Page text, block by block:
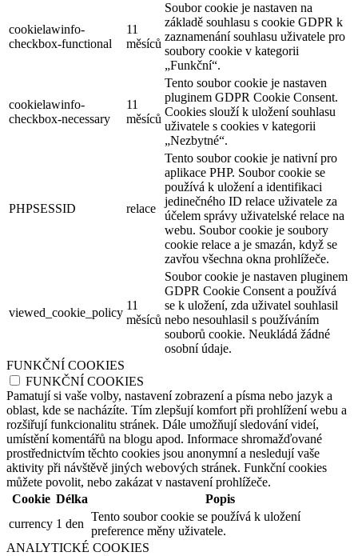
cookielawinfo-
checkbox-functional
11
měsíců
Soubor cookie je nastaven na
základě souhlasu s cookie GDPR k
zaznamenání souhlasu uživatele pro
soubory cookie v kategorii
„Funkční“.
cookielawinfo-
checkbox-necessary
11
měsíců
Tento soubor cookie je nastaven
pluginem GDPR Cookie Consent.
Cookies slouží k uložení souhlasu
uživatele s cookies v kategorii
„Nezbytné“.
PHPSESSID relace
Tento soubor cookie je nativní pro
aplikace PHP. Soubor cookie se
používá k uložení a identifikaci
jedinečného ID relace uživatele za
účelem správy uživatelské relace na
webu. Soubor cookie je soubory
cookie relace a je smazán, když se
zavřou všechna okna prohlížeče.
viewed_cookie_policy
11
měsíců
Soubor cookie je nastaven pluginem
GDPR Cookie Consent a používá
se k uložení, zda uživatel souhlasil
nebo nesouhlasil s používáním
souborů cookie. Neukládá žádné
osobní údaje.
FUNKČNÍ COOKIES
FUNKČNÍ COOKIES
Pamatují si vaše volby, nastavení zobrazení a písma nebo jazyk a
oblast, kde se nacházíte. Tím zlepšují komfort při prohlížení webu a
rozšiřují funkcionalitu stránek. Dále umožňují sledování videí,
umístění komentářů na blogu apod. Informace shromažďované
prostřednictvím těchto cookies jsou anonymní a nesledují vaše
aktivity při návštěvě jiných webových stránek. Funkční cookies
můžete povolit, nebo zakázat v nastavení prohlížeče.
Cookie Délka
Popis
currency 1 den
Tento soubor cookie se používá k uložení
preference měny uživatele.
ANALYTICKÉ COOKIES